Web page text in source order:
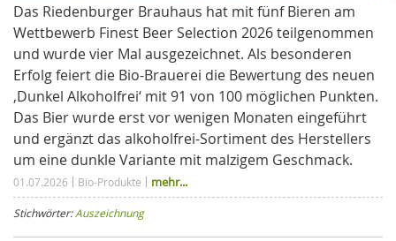
Das Riedenburger Brauhaus hat mit fünf Bieren am
Wettbewerb Finest Beer Selection 2026 teilgenommen
und wurde vier Mal ausgezeichnet. Als besonderen
Erfolg feiert die Bio-Brauerei die Bewertung des neuen
‚Dunkel Alkoholfrei‘ mit 91 von 100 möglichen Punkten.
Das Bier wurde erst vor wenigen Monaten eingeführt
und ergänzt das alkoholfrei-Sortiment des Herstellers
um eine dunkle Variante mit malzigem Geschmack.
01.07.2026 Bio-Produkte mehr...
Stichwörter:Auszeichnung